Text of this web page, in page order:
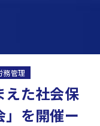
務管理
えた社会保
」を開催ー